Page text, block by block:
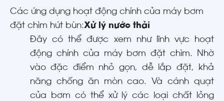
Các ứng dụng hoạt động chính của máy bơm
đặt chìm hút bùn:Xử lý nước thải
Đây có thể được xem như lĩnh vực hoạt
động chính của máy bơm đặt chìm. Nhờ
vào đặc điểm nhỏ gọn, dễ lắp đặt, khả
năng chống ăn mòn cao. Và cánh quạt
của bơm có thể xử lý các loại chất lỏng